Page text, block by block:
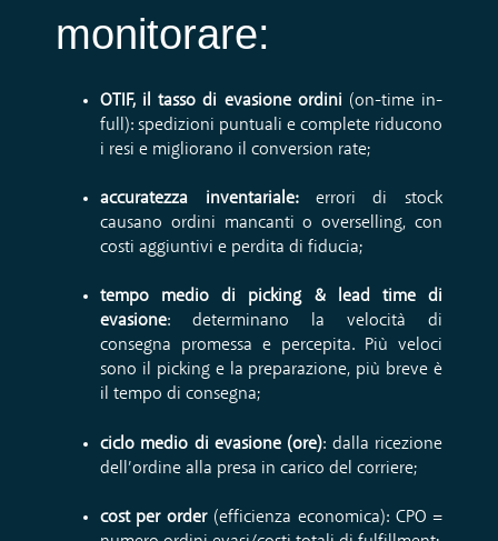
monitorare:
OTIF, il tasso di evasione ordini (on-time in-
full): spedizioni puntuali e complete riducono
i resi e migliorano il conversion rate;
accuratezza inventariale:errori di stock
causano ordini mancanti o overselling, con
costi aggiuntivi e perdita di fiducia;
tempo medio di picking & lead time di
evasione: determinano la velocità di
consegna promessa e percepita. Più veloci
sono il picking e la preparazione, più breve è
il tempo di consegna;
ciclo medio di evasione (ore): dalla ricezione
dell’ordine alla presa in carico del corriere;
cost per order(efficienza economica): CPO =